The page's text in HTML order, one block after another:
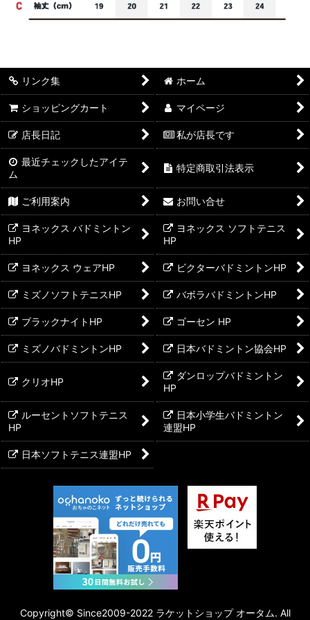
リンク集 ホーム
ショッピングカート マイページ
店長日記 私が店長です
最近チェックしたアイテ
ム
特定商取引法表示
ご利用案内 お問い合せ
ヨネックス バドミントン
HP
ヨネックス ソフトテニス
HP
ヨネックス ウェアHP ビクターバドミントンHP
ミズノソフトテニスHP バボラバドミントンHP
ブラックナイトHP ゴーセン HP
ミズノバドミントンHP 日本バドミントン協会HP
クリオHP
ダンロップバドミントン
HP
ルーセントソフトテニス
HP
日本小学生バドミントン
連盟HP
日本ソフトテニス連盟HP
Copyright©︎ Since2009-2022 ラケットショップ オータム. All